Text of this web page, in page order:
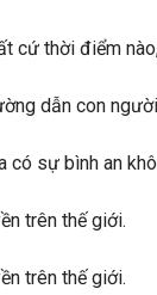
cứ thời điểm
dẫn con
có sự bình an
trên thế giới.
trên thế giới.